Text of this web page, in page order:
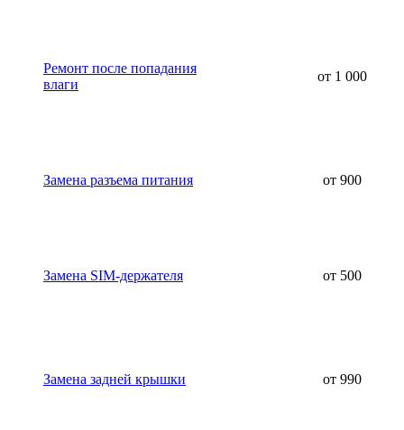
Ремонт после попадания
влаги
от 1 000
Замена разъема питания от 900
Замена SIM-держателя от 500
Замена задней крышки от 990